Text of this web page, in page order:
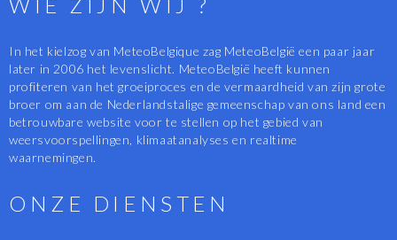
In het kielzog van MeteoBelgique zag MeteoBelgië een paar jaar
later in 2006 het levenslicht. MeteoBelgië heeft kunnen
profiteren van het groeiproces en de vermaardheid van zijn grote
broer om aan de Nederlandstalige gemeenschap van ons land een
betrouwbare website voor te stellen op het gebied van
weersvoorspellingen, klimaatanalyses en realtime
waarnemingen.
ONZE DIENSTEN